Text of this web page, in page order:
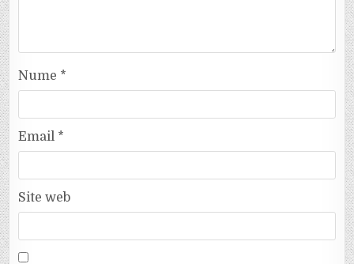
Nume *
Email *
Site web